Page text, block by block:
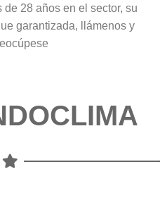
28 años en el sector, su
garantizada, llámenos y